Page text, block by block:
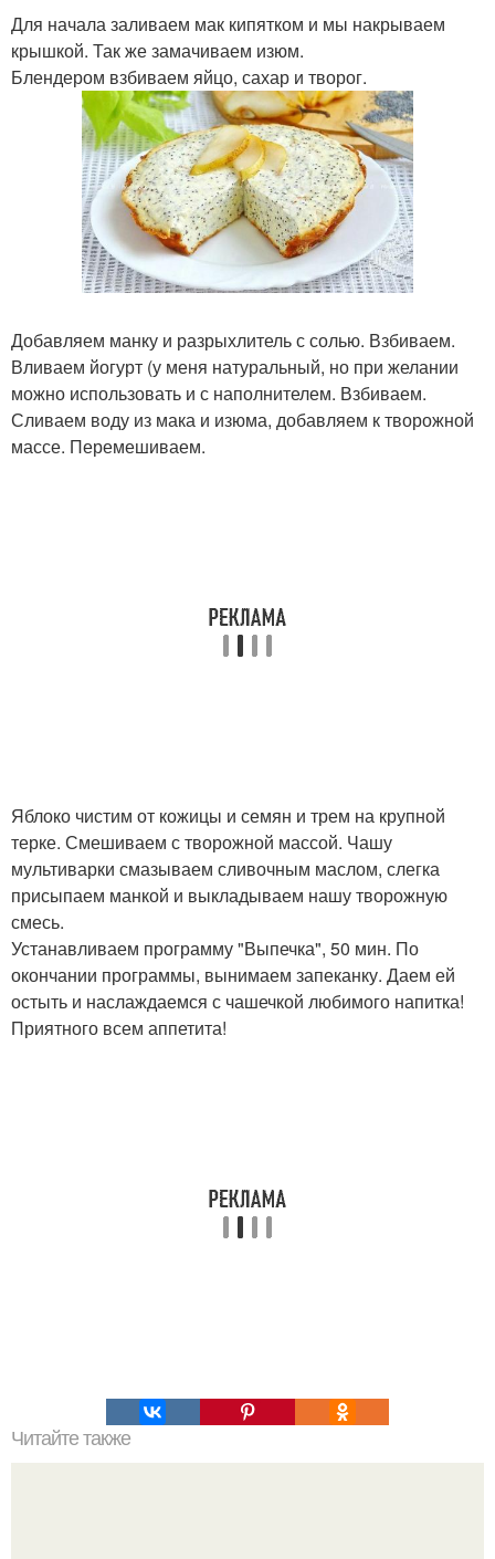
Для начала заливаем мак кипятком и мы накрываем
крышкой. Так же замачиваем изюм.
Блендером взбиваем яйцо, сахар и творог.
Добавляем манку и разрыхлитель с солью. Взбиваем.
Вливаем йогурт (у меня натуральный, но при желании
можно использовать и с наполнителем. Взбиваем.
Сливаем воду из мака и изюма, добавляем к творожной
массе. Перемешиваем.
Яблоко чистим от кожицы и семян и трем на крупной
терке. Смешиваем с творожной массой. Чашу
мультиварки смазываем сливочным маслом, слегка
присыпаем манкой и выкладываем нашу творожную
смесь.
Устанавливаем программу "Выпечка", 50 мин. По
окончании программы, вынимаем запеканку. Даем ей
остыть и наслаждаемся с чашечкой любимого напитка!
Приятного всем аппетита!
Читайте также